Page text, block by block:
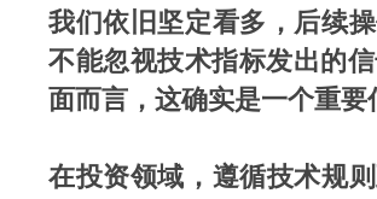
我们依旧坚定看多，后续
不能忽视技术指标发出的
面而言，这确实是一个重要
在投资领域，遵循技术规